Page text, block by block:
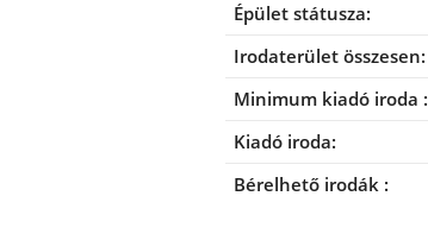
Épület státusza:
Irodaterület összesen:
Minimum kiadó iroda :
Kiadó iroda:
Bérelhető irodák :